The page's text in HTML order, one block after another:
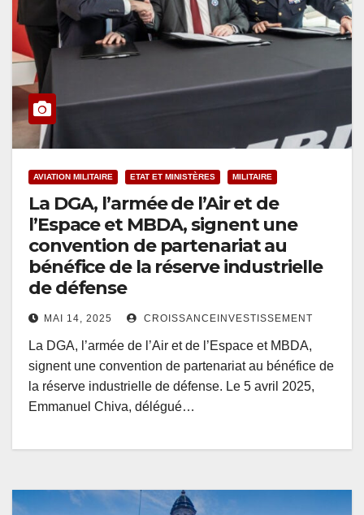
AVIATION MILITAIRE ETAT ET MINISTÈRES MILITAIRE
La DGA, l’armée de l’Air et de
l’Espace et MBDA, signent une
convention de partenariat au
bénéfice de la réserve industrielle
de défense
MAI 14, 2025 CROISSANCEINVESTISSEMENT
La DGA, l’armée de l’Air et de l’Espace et MBDA,
signent une convention de partenariat au bénéfice de
la réserve industrielle de défense. Le 5 avril 2025,
Emmanuel Chiva, délégué…